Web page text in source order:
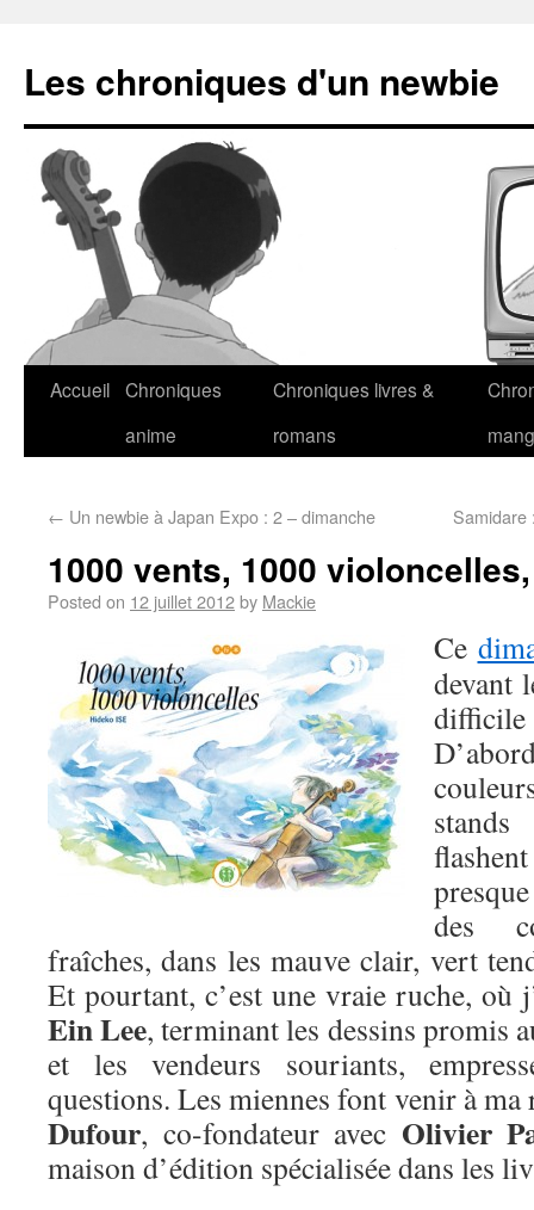
Les chroniques d'un newbie
Accueil Chroniques
anime
Chroniques livres &
romans
← Un newbie à Japan Expo : 2 – dimanche Samidare
1000 vents, 1000
Posted on 12 juillet 2012by Mackie
Ce
devant
difficile
des
fraîches, dans les mauve clair, vert
Et pourtant, c’est une vraie ruche, où
Ein Lee, terminant les dessins promis
et les vendeurs souriants,
questions. Les miennes font venir à
Dufour, co-fondateur avec Olivier
maison d’édition spécialisée dans les